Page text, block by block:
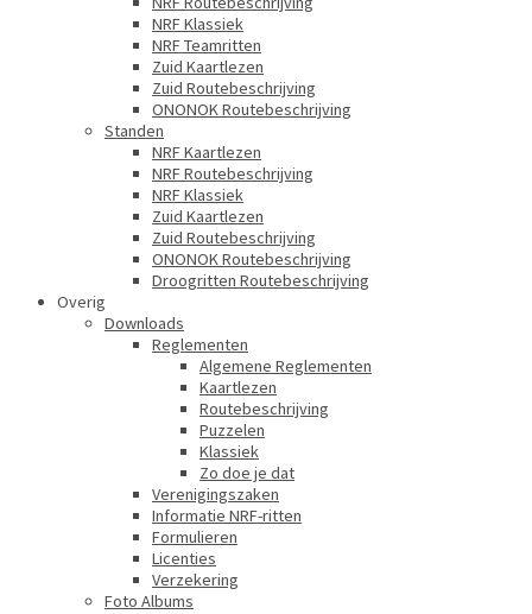
NRF Klassiek
NRF Teamritten
Zuid Kaartlezen
Zuid Routebeschrijving
ONONOK Routebeschrijving
Standen
NRF Kaartlezen
NRF Routebeschrijving
NRF Klassiek
Zuid Kaartlezen
Zuid Routebeschrijving
ONONOK Routebeschrijving
Droogritten Routebeschrijving
Overig
Downloads
Reglementen
Algemene Reglementen
Kaartlezen
Routebeschrijving
Puzzelen
Klassiek
Zo doe je dat
Verenigingszaken
Informatie NRF-ritten
Formulieren
Licenties
Verzekering
Foto Albums